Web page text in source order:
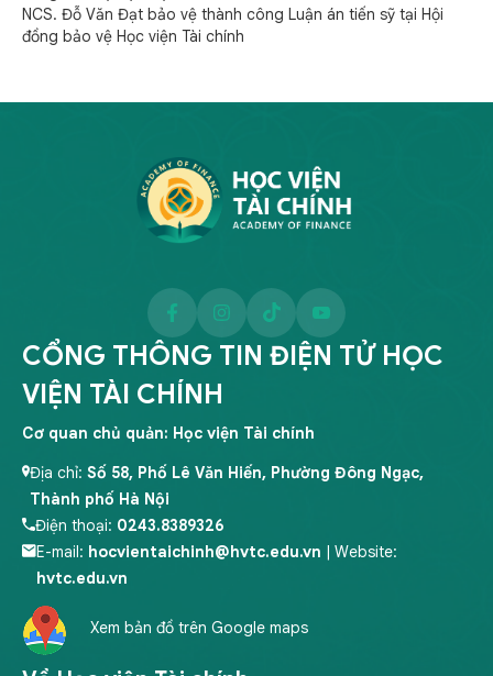
NCS. Đỗ Văn Đạt bảo vệ thành công Luận án tiến sỹ tại Hội
đồng bảo vệ Học viện Tài chính
CỔNG THÔNG TIN ĐIỆN TỬ HỌC
VIỆN TÀI CHÍNH
Cơ quan chủ quản: Học viện Tài chính
Địa chỉ: Số 58, Phố Lê Văn Hiến, Phường Đông Ngạc,
Thành phố Hà Nội
Điện thoại: 0243.8389326
E-mail: hocvientaichinh@hvtc.edu.vn | Website:
hvtc.edu.vn
Xem bản đồ trên Google maps